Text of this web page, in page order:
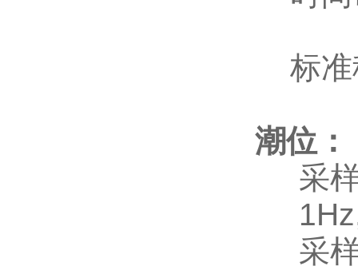
标准
潮位：
采
1Hz,
采样